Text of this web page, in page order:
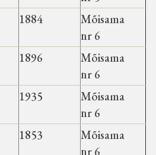
1884
Mõisama
nr 6
1896
Mõisama
nr 6
1935
Mõisama
nr 6
1853
Mõisama
nr 6